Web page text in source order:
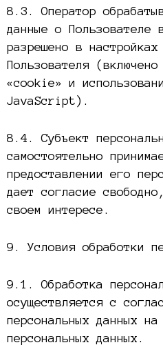
8.3. Оператор
данные о Пользователе
разрешено в настройках
Пользователя
«cookie» и
JavaScript).
8.4. Субъект
самостоятельно
предоставлении его
дает согласие
своем интересе.
9. Условия обработки
9.1. Обработка
осуществляется с
персональных данных
персональных данных.